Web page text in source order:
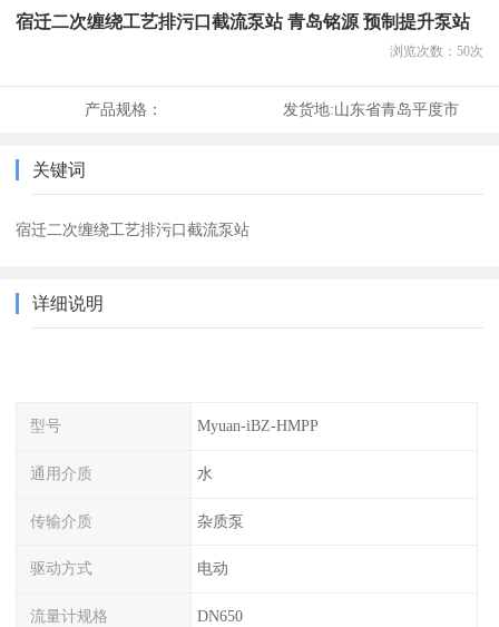
宿迁二次缠绕工艺排污口截流泵站 青岛铭源 预制提升泵站
浏览次数： 50次
产品规格： 发货地:山东省青岛平度市
关键词
宿迁二次缠绕工艺排污口截流泵站
详细说明
型号 Myuan-iBZ-HMPP
通用介质 水
传输介质 杂质泵
驱动方式 电动
流量计规格 DN650